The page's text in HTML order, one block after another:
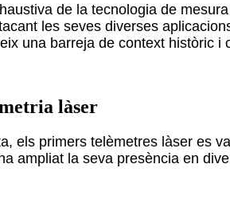
de la tecnologia de
les seves diverses
una barreja de context històric i
làser
els primers telèmetres làser es
ampliat la seva presència en